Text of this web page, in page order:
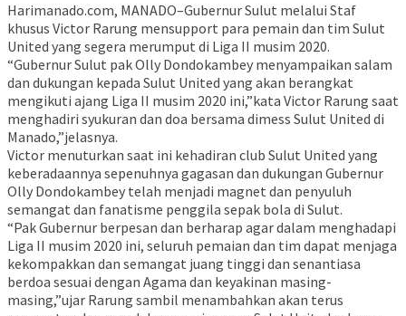
Harimanado.com, MANADO–Gubernur Sulut melalui Staf
khusus Victor Rarung mensupport para pemain dan tim Sulut
United yang segera merumput di Liga II musim 2020.
“Gubernur Sulut pak Olly Dondokambey menyampaikan salam
dan dukungan kepada Sulut United yang akan berangkat
mengikuti ajang Liga II musim 2020 ini,”kata Victor Rarung saat
menghadiri syukuran dan doa bersama dimess Sulut United di
Manado,”jelasnya.
Victor menuturkan saat ini kehadiran club Sulut United yang
keberadaannya sepenuhnya gagasan dan dukungan Gubernur
Olly Dondokambey telah menjadi magnet dan penyuluh
semangat dan fanatisme penggila sepak bola di Sulut.
“Pak Gubernur berpesan dan berharap agar dalam menghadapi
Liga II musim 2020 ini, seluruh pemaian dan tim dapat menjaga
kekompakkan dan semangat juang tinggi dan senantiasa
berdoa sesuai dengan Agama dan keyakinan masing-
masing,”ujar Rarung sambil menambahkan akan terus